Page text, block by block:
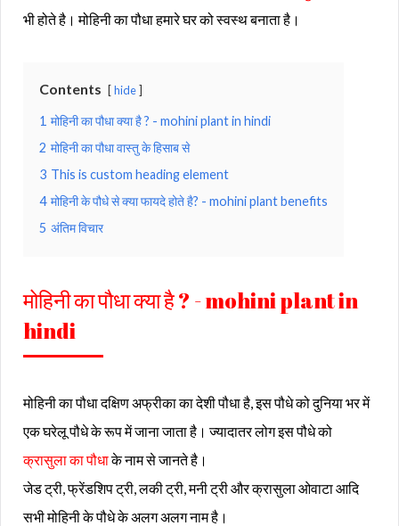
भी होते है। मोहिनी का पौधा हमारे घर को स्वस्थ बनाता है।
Contents hide
1 मोहिनी का पौधा क्या है ? - mohini plant in hindi
2 मोहिनी का पौधा वास्तु के हिसाब से
3 This is custom heading element
4 मोहिनी के पौधे से क्या फायदे होते है? - mohini plant benefits
5 अंतिम विचार
मोहिनी का पौधा क्या है ? - mohini plant in
hindi
मोहिनी का पौधा दक्षिण अफ्रीका का देशी पौधा है, इस पौधे को दुनिया भर में
एक घरेलू पौधे के रूप में जाना जाता है। ज्यादातर लोग इस पौधे को
क्रासुला का पौधाके नाम से जानते है।
जेड ट्री, फ्रेंडशिप ट्री, लकी ट्री, मनी ट्री और क्रासुला ओवाटा आदि
सभी मोहिनी के पौधे के अलग अलग नाम है।